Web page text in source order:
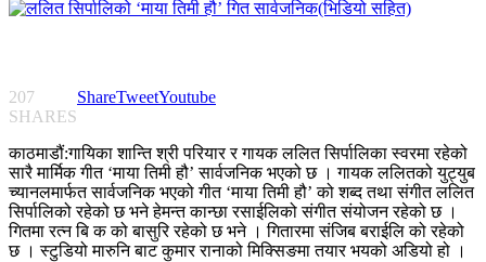
207
SHARES
ShareTweetYoutube
काठमाडौं:गायिका शान्ति श्री परियार र गायक ललित सिर्पालिका स्वरमा रहेको
सारै मार्मिक गीत ‘माया तिमी हौ’ सार्वजनिक भएको छ । गायक ललितको युट्युब
च्यानलमार्फत सार्वजनिक भएको गीत ‘माया तिमी हौ’ को शब्द तथा संगीत ललित
सिर्पालिको रहेको छ भने हेमन्त कान्छा रसाईलिको संगीत संयोजन रहेको छ ।
गितमा रत्न बि क को बासुरि रहेको छ भने । गितारमा संजिब बराईलि को रहेको
छ । स्टुडियो मारुनि बाट कुमार रानाको मिक्सिङमा तयार भयको अडियो हो ।